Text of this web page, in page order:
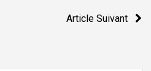
Article Suivant